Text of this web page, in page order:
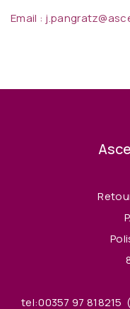
Email :
tel:00357 97 818215